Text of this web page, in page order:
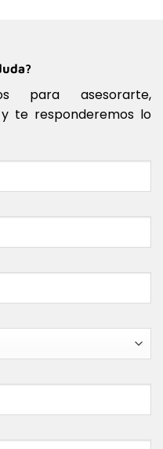
para asesorarte,
te responderemos lo